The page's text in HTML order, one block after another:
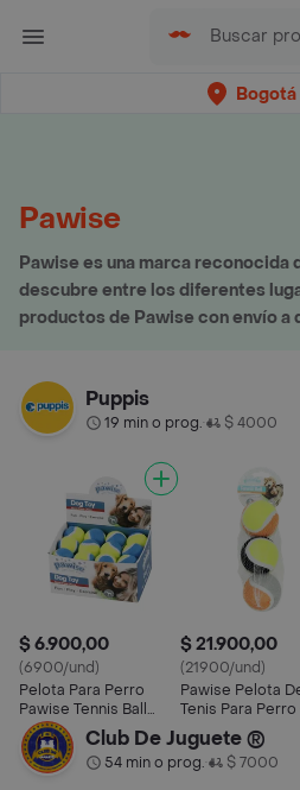
Bogotá
Pawise
Pawise es una marca reconocida
descubre entre los diferentes
productos de Pawise con envío a
Puppis
19 min o prog.• $ 4000
$ 6.900,00
(6900/und)
Pelota Para Perro
Pawise Tennis Ball
(precios X Unidad)
$ 21.900,00
(21900/und)
Pawise Pelota
Tenis Para Perro
Club De Juguete ®
54 min o prog.• $ 7000